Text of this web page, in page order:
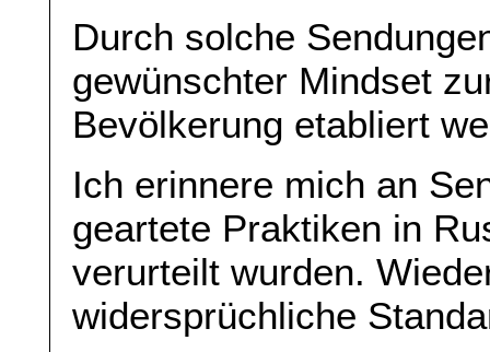
Durch solche
gewünschter Mindset
Bevölkerung etabliert
Ich erinnere mich an
geartete Praktiken in
verurteilt wurden.
widersprüchliche